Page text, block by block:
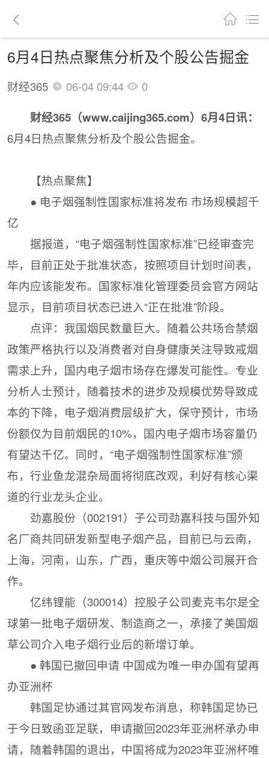
6月4日热点聚焦分析及个股公告掘金
财经365 06-04 09:44 0
财经365（www.caijing365.com）6月4日讯：
6月4日热点聚焦分析及个股公告掘金。
【热点聚焦】
● 电子烟强制性国家标准将发布 市场规模超千
亿
据报道，“电子烟强制性国家标准”已经审查完
毕，目前正处于批准状态，按照项目计划时间表，
年内应该能发布。国家标准化管理委员会官方网站
显示，目前项目状态已进入“正在批准”阶段。
点评：我国烟民数量巨大。随着公共场合禁烟
政策严格执行以及消费者对自身健康关注导致戒烟
需求上升，国内电子烟市场存在爆发可能性。专业
分析人士预计，随着技术的进步及规模优势导致成
本的下降，电子烟消费层级扩大，保守预计，市场
份额仅为目前烟民的10%，国内电子烟市场容量仍
有望达千亿。同时，“电子烟强制性国家标准”颁
布，行业鱼龙混杂局面将彻底改观，利好有核心渠
道的行业龙头企业。
劲嘉股份（002191）子公司劲嘉科技与国外知
名厂商共同研发新型电子烟产品，目前已与云南，
上海，河南，山东，广西，重庆等中烟公司展开合
作。
亿纬锂能（300014）控股子公司麦克韦尔是全
球第一批电子烟研发、制造商之一，承接了美国烟
草公司介入电子烟行业后的新增订单。
● 韩国已撤回申请 中国成为唯一申办国有望再
办亚洲杯
韩国足协通过其官网发布消息，称韩国足协已
于今日致函亚足联，申请撤回2023年亚洲杯承办申
请，随着韩国的退出，中国将成为2023年亚洲杯唯